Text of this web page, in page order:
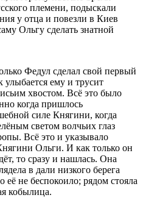
племени, подыскали
у отца и повезли в Киев
Ольгу сделать знатной
Федул сделал свой первый
ему и трусит
хвостом. Всё это было
когда пришлось
силе Княгини, когда
светом волчьих глаз
Всё это и указывало
Ольги. И как только он
то сразу и нашлась. Она
в дали низкого берега
не беспокоило; рядом стояла
кобылица.